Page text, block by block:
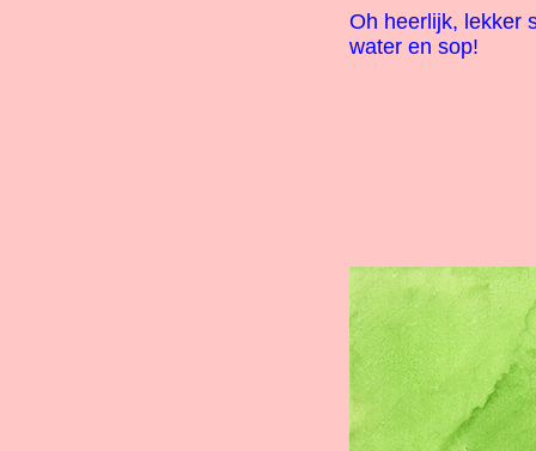
Oh heerlijk, lekker
water en sop!